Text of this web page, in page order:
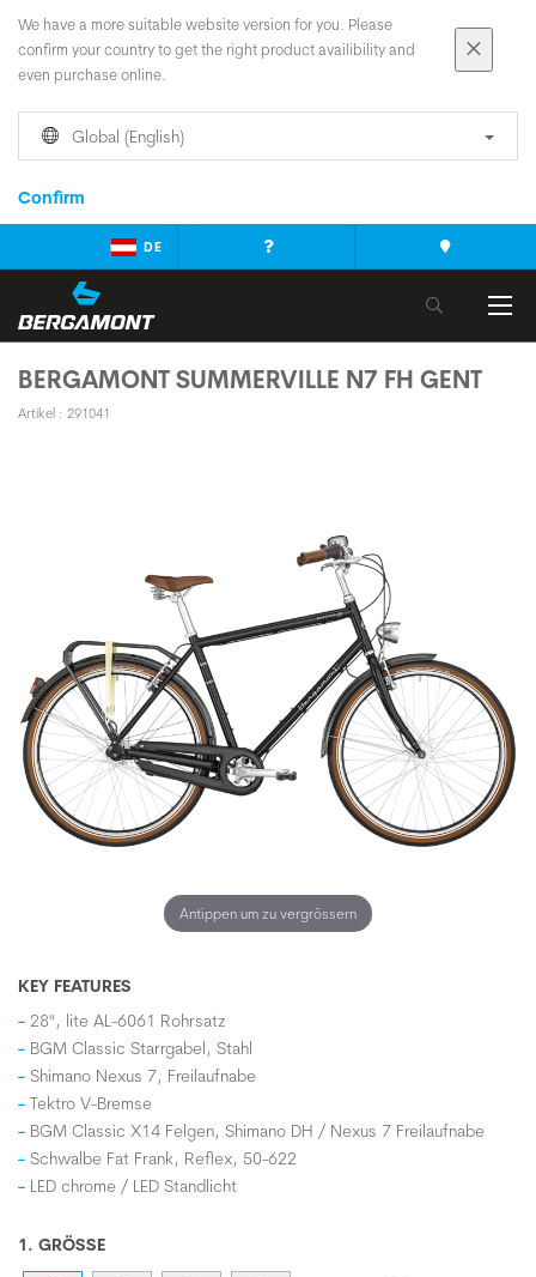
We have a more suitable website version for you. Please
confirm your country to get the right product availibility and
even purchase online.
Global (English)
Confirm
DE
BERGAMONT SUMMERVILLE N7 FH GENT
Artikel : 291041
Antippen um zu vergrössern
KEY FEATURES
28", lite AL-6061 Rohrsatz
BGM Classic Starrgabel, Stahl
Shimano Nexus 7, Freilaufnabe
Tektro V-Bremse
BGM Classic X14 Felgen, Shimano DH / Nexus 7 Freilaufnabe
Schwalbe Fat Frank, Reflex, 50-622
LED chrome / LED Standlicht
1. GRÖSSE